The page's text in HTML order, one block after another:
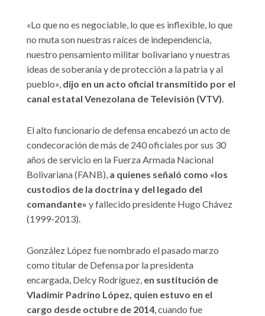
«Lo que no es negociable, lo que es inflexible, lo que
no muta son nuestras raíces de independencia,
nuestro pensamiento militar bolivariano y nuestras
ideas de soberanía y de protección a la patria y al
pueblo», dijo en un acto oficial transmitido por el
canal estatal Venezolana de Televisión (VTV).
El alto funcionario de defensa encabezó un acto de
condecoración de más de 240 oficiales por sus 30
años de servicio en la Fuerza Armada Nacional
Bolivariana (FANB), a quienes señaló como «los
custodios de la doctrina y del legado del
comandante» y fallecido presidente Hugo Chávez
(1999-2013).
González López fue nombrado el pasado marzo
como titular de Defensa por la presidenta
encargada, Delcy Rodríguez, en sustitución de
Vladimir Padrino López, quien estuvo en el
cargo desde octubre de 2014, cuando fue